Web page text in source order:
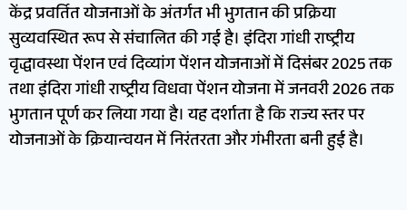
केंद्र प्रवर्तित योजनाओं के अंतर्गत भी भुगतान की प्रक्रिया
सुव्यवस्थित रूप से संचालित की गई है। इंदिरा गांधी राष्ट्रीय
वृद्धावस्था पेंशन एवं दिव्यांग पेंशन योजनाओं में दिसंबर 2025 तक
तथा इंदिरा गांधी राष्ट्रीय विधवा पेंशन योजना में जनवरी 2026 तक
भुगतान पूर्ण कर लिया गया है। यह दर्शाता है कि राज्य स्तर पर
योजनाओं के क्रियान्वयन में निरंतरता और गंभीरता बनी हुई है।